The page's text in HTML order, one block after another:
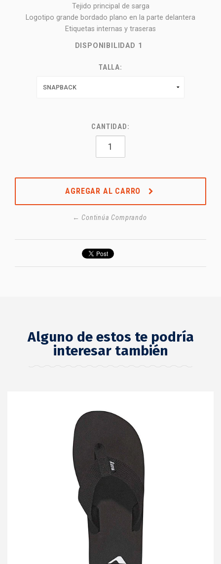
Tejido principal de sarga
Logotipo grande bordado plano en la parte delantera
Etiquetas internas y traseras
DISPONIBILIDAD 1
TALLA:
CANTIDAD:
AGREGAR AL CARRO
← Continúa Comprando
Alguno de estos te podría
interesar también